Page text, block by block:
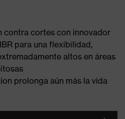
contra cortes con innovador
para una flexibilidad,
altos en áreas
prolonga aún más la vida